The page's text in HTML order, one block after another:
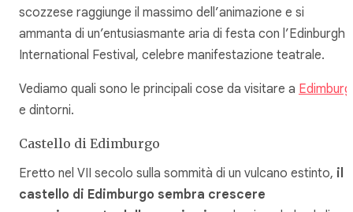
scozzese raggiunge il massimo dell’animazione e si
ammanta di un’entusiasmante aria di festa con l’Edinburgh
International Festival, celebre manifestazione teatrale.
Vediamo quali sono le principali cose da visitare a
e dintorni.
Castello di Edimburgo
Eretto nel VII secolo sulla sommità di un vulcano estinto, il
castello di Edimburgo sembra crescere